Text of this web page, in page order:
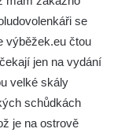
se
výběžek.eu čtou
jen na vydání
velké skály
schůdkách
je na ostrově